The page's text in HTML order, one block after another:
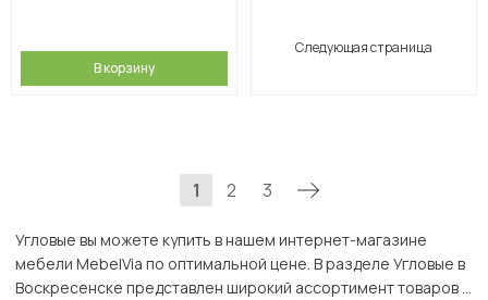
В корзину
Следующая страница
1 2 3
Угловые вы можете купить в нашем интернет-магазине
мебели MebelVia по оптимальной цене. В разделе Угловые в
Воскресенске представлен широкий ассортимент товаров с